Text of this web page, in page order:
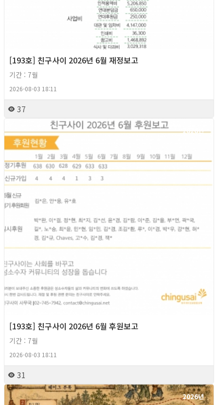
[193호] 친구사이 2026년 6월 재정보고
기간 : 7월
2026-08-03 18:11
37
2026년
[193호] 친구사이 2026년 6월 후원보고
기간 : 7월
2026-08-03 18:11
31
2026년